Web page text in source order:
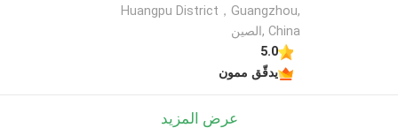
Huangpu District，Guangzhou,
China ,الصين
5.0
يدقّق ممون
عرض المزيد